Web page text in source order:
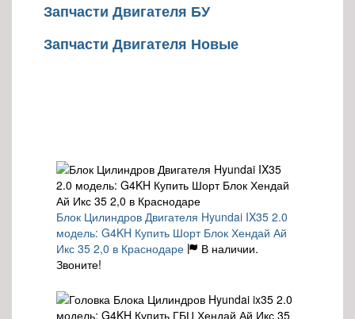
Запчасти Двигателя БУ
Запчасти Двигателя Новые
Блок Цилиндров Двигателя Hyundai IX35 2.0
модель: G4KH Купить Шорт Блок Хендай Ай
Икс 35 2,0 в Краснодаре
В наличии.
Звоните!